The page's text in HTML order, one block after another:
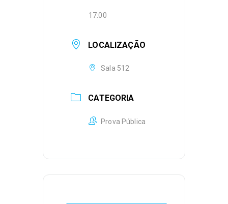
17:00
LOCALIZAÇÃO
Sala 512
CATEGORIA
Prova Pública